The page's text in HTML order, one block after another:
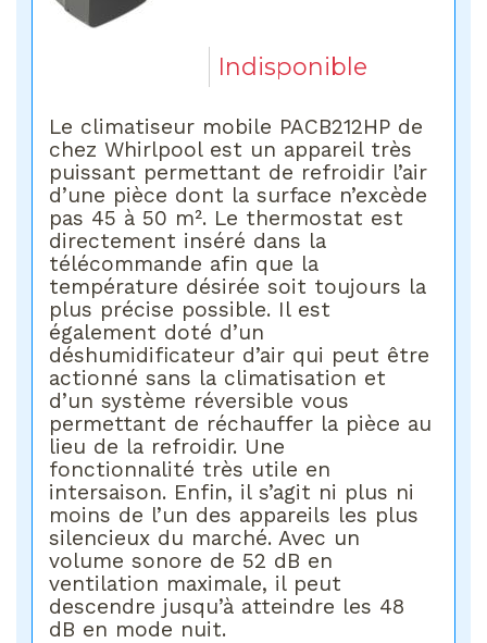
Indisponible
Le climatiseur mobile PACB212HP de
chez Whirlpool est un appareil très
puissant permettant de refroidir l’air
d’une pièce dont la surface n’excède
pas 45 à 50 m². Le thermostat est
directement inséré dans la
télécommande afin que la
température désirée soit toujours la
plus précise possible. Il est
également doté d’un
déshumidificateur d’air qui peut être
actionné sans la climatisation et
d’un système réversible vous
permettant de réchauffer la pièce au
lieu de la refroidir. Une
fonctionnalité très utile en
intersaison. Enfin, il s’agit ni plus ni
moins de l’un des appareils les plus
silencieux du marché. Avec un
volume sonore de 52 dB en
ventilation maximale, il peut
descendre jusqu’à atteindre les 48
dB en mode nuit.